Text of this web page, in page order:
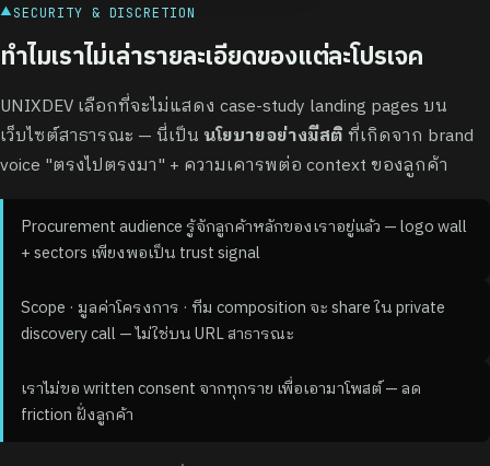
▲SECURITY & DISCRETION
ทำไมเราไม่เล่ารายละเอียดของแต่ละโปรเจค
UNIXDEV เลือกที่จะไม่แสดง case-study landing pages บน
เว็บไซต์สาธารณะ — นี่เป็น นโยบายอย่างมีสติ ที่เกิดจาก brand
voice "ตรงไปตรงมา" + ความเคารพต่อ context ของลูกค้า
Procurement audience รู้จักลูกค้าหลักของเราอยู่แล้ว — logo wall
+ sectors เพียงพอเป็น trust signal
Scope · มูลค่าโครงการ · ทีม composition จะ share ใน private
discovery call — ไม่ใช่บน URL สาธารณะ
เราไม่ขอ written consent จากทุกราย เพื่อเอามาโพสต์ — ลด
friction ฝั่งลูกค้า